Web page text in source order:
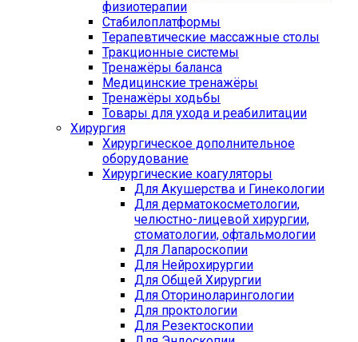
физиотерапии
Стабилоплатформы
Терапевтические массажные столы
Тракционные системы
Тренажёры баланса
Медицинские тренажёры
Тренажёры ходьбы
Товары для ухода и реабилитации
Хирургия
Хирургическое дополнительное
оборудование
Хирургические коагуляторы
Для Акушерства и Гинекологии
Для дерматокосметологии,
челюстно-лицевой хирургии,
стоматологии, офтальмологии
Для Лапароскопии
Для Нейрохирургии
Для Общей Хирургии
Для Оториноларингологии
Для проктологии
Для Резектоскопии